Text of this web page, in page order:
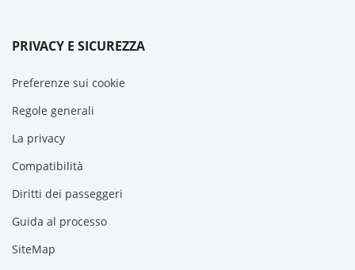
PRIVACY E SICUREZZA
Preferenze sui cookie
Regole generali
La privacy
Compatibilità
Diritti dei passeggeri
Guida al processo
SiteMap